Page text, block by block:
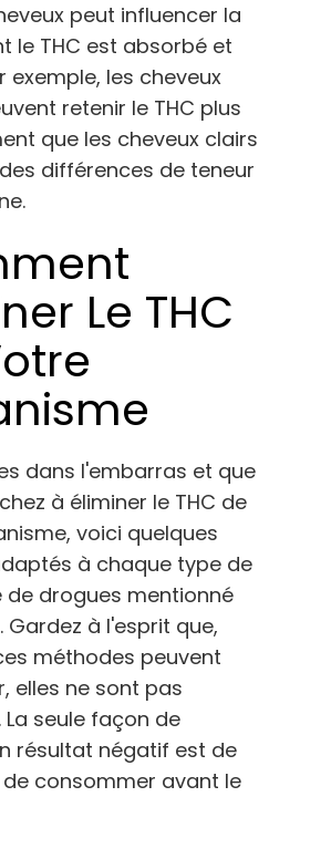
peut influencer la
le THC est absorbé et
exemple, les cheveux
retenir le THC plus
que les cheveux clairs
différences de teneur
Le THC
dans l'embarras et que
à éliminer le THC de
voici quelques
à chaque type de
de drogues mentionné
Gardez à l'esprit que,
méthodes peuvent
elles ne sont pas
La seule façon de
résultat négatif est de
consommer avant le